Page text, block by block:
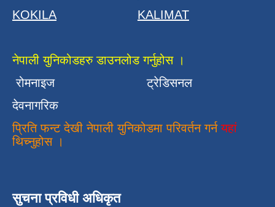
KOKILA
KALIMAT
नेपाली युनिकोडहरु डाउनलोड गर्नुहोस ।
रोमनाइज
ट्रेडिसनल
देवनागरिक
प्रिति फन्ट देखी नेपाली युनिकोडमा परिवर्तन गर्न यहां
थिच्नुहोस ।
सुचना प्रविधी अधिकृत